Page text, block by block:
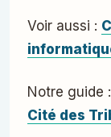
Voir aussi :
Notre guide :
Cité des